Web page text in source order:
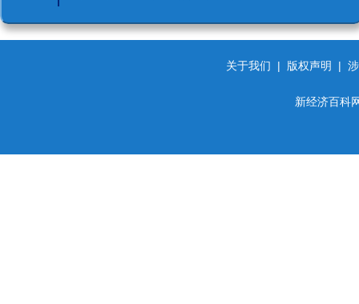
关于我们 | 版权声明 |
新经济百科